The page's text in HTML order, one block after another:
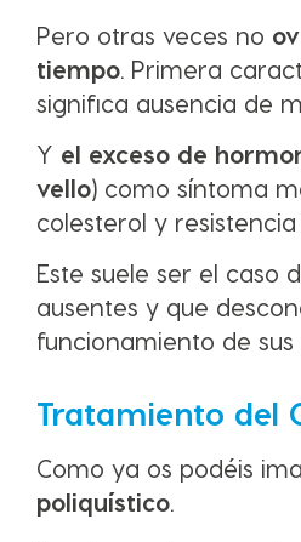
Pero otras veces no
tiempo . Primera
significa ausencia de
Y el exceso de
vello) como síntoma
colesterol y
Este suele ser el caso
ausentes y que
funcionamiento de sus
Tratamiento del
Como ya os podéis
poliquístico.